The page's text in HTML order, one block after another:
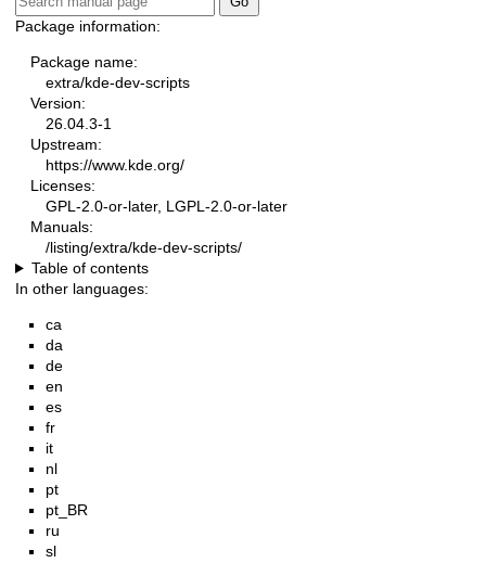
Package information:
Package name:
extra/kde-dev-scripts
Version:
26.04.3-1
Upstream:
https://www.kde.org/
Licenses:
GPL-2.0-or-later, LGPL-2.0-or-later
Manuals:
/listing/extra/kde-dev-scripts/
Table of contents
In other languages:
ca
da
de
en
es
fr
it
nl
pt
pt_BR
ru
sl